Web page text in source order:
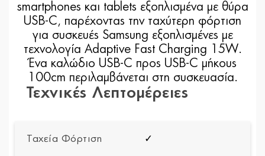
smartphones και tablets εξοπλισμένα με θύρα
USB-C, παρέχοντας την ταχύτερη φόρτιση
για συσκευές Samsung εξοπλισμένες με
τεχνολογία Adaptive Fast Charging 15W.
Ένα καλώδιο USB-C προς USB-C μήκους
100cm περιλαμβάνεται στη συσκευασία.
Τεχνικές Λεπτομέρειες
Ταχεία Φόρτιση ✓